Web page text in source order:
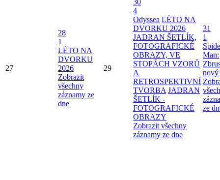
27
28
1
LÉTO NA
DVORKU
2026
Zobrazit
všechny
záznamy ze
dne
29
4
Odyssea LÉTO NA
DVORKU 2026
JADRAN ŠETLÍK,
FOTOGRAFICKÉ
OBRAZY, VE
STOPÁCH VZORŮ
A
RETROSPEKTIVNÍ
TVORBA JADRAN
ŠETLÍK -
FOTOGRAFICKÉ
OBRAZY
Zobrazit všechny
záznamy ze dne
31
1
Man:
nový
ze